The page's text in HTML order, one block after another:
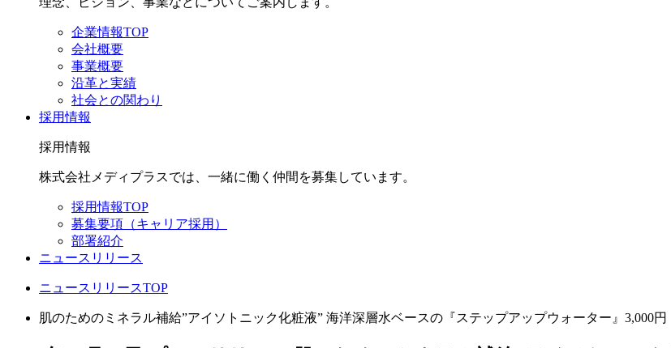
企業情報TOP
会社概要
事業概要
沿革と実績
社会との関わり
採用情報
採用情報
株式会社メディプラスでは、一緒に働く仲間を募集しています。
採用情報TOP
募集要項（キャリア採用）
部署紹介
ニュースリリース
ニュースリリースTOP
肌のためのミネラル補給”アイソトニック化粧液” 海洋深層水ベースの『ステップアップウォーター』3,000円